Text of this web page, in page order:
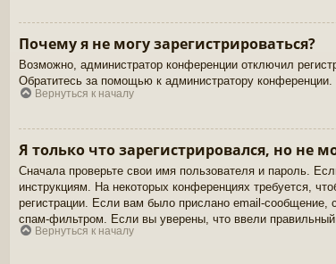
Почему я не могу зарегистрироваться?
Возможно, администратор конференции отключил
Обратитесь за помощью к администратору конференции.
Вернуться к началу
Я только что зарегистрировался, но не
Сначала проверьте свои имя пользователя и пароль.
инструкциям. На некоторых конференциях требуется,
регистрации. Если вам было прислано email-сообщение,
спам-фильтром. Если вы уверены, что ввели правильный
Вернуться к началу